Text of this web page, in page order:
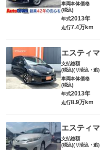
車両本体価格
(税込)
年式2013年
走行7.4万km
エスティマ
支払総額
(税込)(リ済込・追)
車両本体価格
(税込)
年式2013年
走行8.9万km
エスティマ
支払総額
(税込)(リ済込・追)